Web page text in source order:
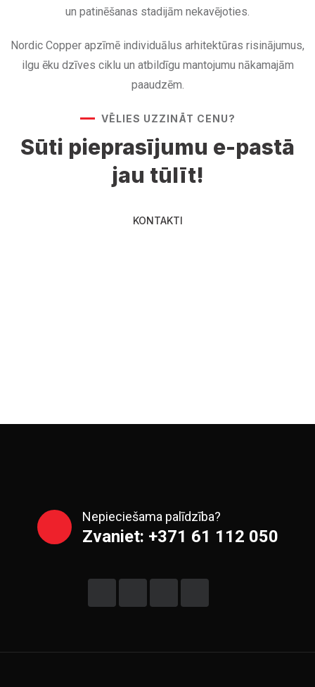
un patinēšanas stadijām nekavējoties.
Nordic Copper apzīmē individuālus arhitektūras risinājumus,
ilgu ēku dzīves ciklu un atbildīgu mantojumu nākamajām
paaudzēm.
VĒLIES UZZINĀT CENU?
Sūti pieprasījumu e-pastā
jau tūlīt!
KONTAKTI
Nepieciešama palīdzība?
Zvaniet: +371 61 112 050